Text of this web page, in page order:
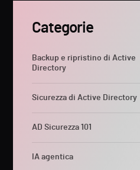
Categorie
Backup e ripristino di Active
Directory
Sicurezza di Active Directory
AD Sicurezza 101
IA agentica